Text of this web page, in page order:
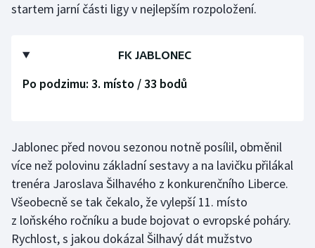
startem jarní části ligy v nejlepším rozpoložení.
FK JABLONEC
Po podzimu: 3. místo / 33 bodů
Jablonec před novou sezonou notně posílil, obměnil
více než polovinu základní sestavy a na lavičku přilákal
trenéra Jaroslava Šilhavého z konkurenčního Liberce.
Všeobecně se tak čekalo, že vylepší 11. místo
z loňského ročníku a bude bojovat o evropské poháry.
Rychlost, s jakou dokázal Šilhavý dát mužstvo